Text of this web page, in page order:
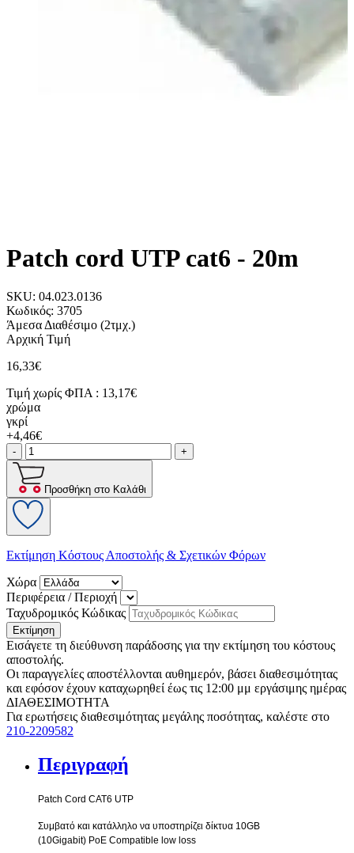
Patch cord UTP cat6 - 20m
SKU: 04.023.0136
Κωδικός: 3705
Άμεσα Διαθέσιμο (2τμχ.)
Αρχική Τιμή
16,33€
Τιμή χωρίς ΦΠΑ : 13,17€
χρώμα
γκρί
+4,46€
- +
Προσθήκη στο Καλάθι
Εκτίμηση Κόστους Αποστολής & Σχετικών Φόρων
Χώρα
Περιφέρεια / Περιοχή
Ταχυδρομικός Κώδικας
Εκτίμηση
Εισάγετε τη διεύθυνση παράδοσης για την εκτίμηση του κόστους
αποστολής.
Οι παραγγελίες αποστέλλονται αυθημερόν, βάσει διαθεσιμότητας
και εφόσον έχουν καταχωρηθεί έως τις 12:00 μμ εργάσιμης ημέρας
ΔΙΑΘΕΣΙΜΟΤΗΤΑ
Για ερωτήσεις διαθεσιμότητας μεγάλης ποσότητας, καλέστε στο
210-2209582
Περιγραφή
Patch Cord CAT6 UTP
Συμβατό και κατάλληλο να υποστηρίζει δίκτυα 10GΒ
(10Gigabit) PoE Compatible low loss